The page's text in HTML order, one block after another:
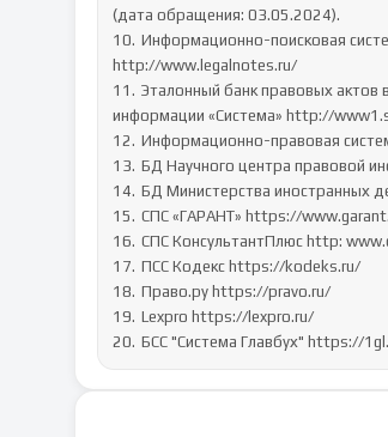
(дата обращения: 03.05.2024).
10.	Информационно-поисковая система «Закон» — база законодательства Государственной Думы РФ
http://www.legalnotes.ru/
11.	Эталонный банк правовых актов высших органов государственной власти - научно-технический центр правовой
информации «Система» http://
12.	Информационно-правовая система «Законодательство России» — ГСРПА РОССИИ http://ips.pravo.gov.ru
13.	БД Научного центра правовой информации при Министерстве юстиции РФ (НЦПИ) http://www.scli.ru/
14.	БД Министерства иностранных дел России http://government.ru/
15.	СПС «ГАРАНТ» https://www.garant.ru/
16.	СПС КонсультантПлюс http: www.consultant.ru/
17.	ПСС Кодекс https://kodeks.ru/
18.	Право.ру https://pravo.ru/
19.	Lexpro https://lexpro.ru/
20.	БСС "Система Главбух" https://